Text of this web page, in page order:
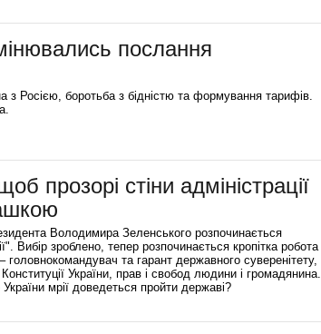
послання
Росією, боротьба з бідністю та формування тарифів.
прозорі стіни адміністрації
Володимира Зеленського розпочинається
Вибір зроблено, тепер розпочинається кропітка робота
та гарант державного суверенітету,
України, прав і свобод людини і громадянина.
мрії доведеться пройти державі?